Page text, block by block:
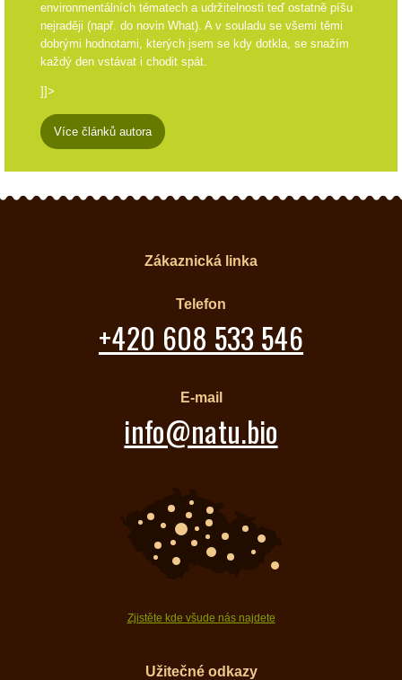
environmentálních tématech a udržitelnosti teď ostatně píšu
nejraději (např. do novin What). A v souladu se všemi těmi
dobrými hodnotami, kterých jsem se kdy dotkla, se snažím
každý den vstávat i chodit spát.
]]>
Více článků autora
Zákaznická linka
Telefon
+420 608 533 546
E-mail
info@natu.bio
Zjistěte kde všude nás najdete
Užitečné odkazy